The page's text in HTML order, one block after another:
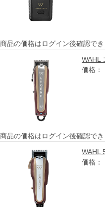
商品の価格はログイン後確認で
WAHL
価格：
商品の価格はログイン後確認で
WAHL
価格：